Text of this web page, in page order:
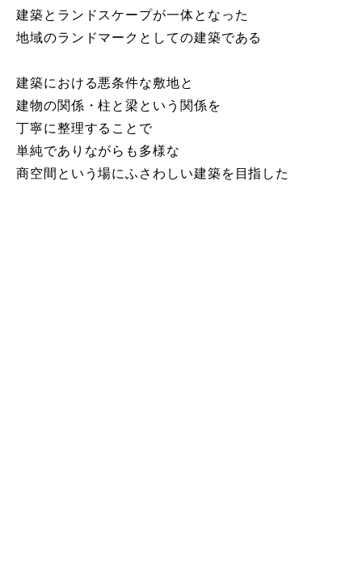
建築とランドスケープが一体となった
地域のランドマークとしての建築である
建築における悪条件な敷地と
建物の関係・柱と梁という関係を
丁寧に整理することで
単純でありながらも多様な
商空間という場にふさわしい建築を目指した